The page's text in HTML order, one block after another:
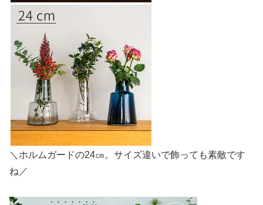
＼ホルムガードの24㎝。サイズ違いで飾っても素敵です
ね／